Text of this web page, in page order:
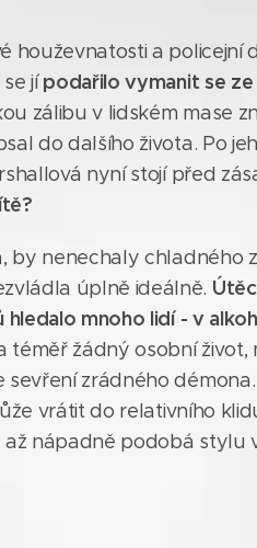
houževnatosti a policejní
jípodařilo vymanit se ze
zálibu v lidském mase
do dalšího života. Po
nyní stojí před
by nenechaly chladného
úplně ideálně.
mnoho lidí - v
žádný osobní život,
zrádného
vrátit do relativního
až nápadně podobá stylu